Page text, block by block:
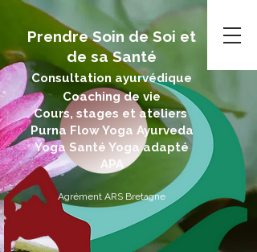
Prendre Soin de Soi et
de sa Santé
Consultation ayurvédique
Coaching de vie
Cours, stages et ateliers
Purna Flow Yoga Ayurveda
Yoga Santé Yoga adapté
APA
Agrément ARS Bretagne